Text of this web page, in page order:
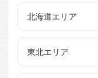
北海道エリア
東北エリア